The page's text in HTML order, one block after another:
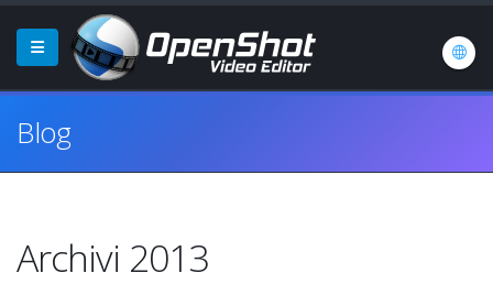
Blog
Archivi 2013